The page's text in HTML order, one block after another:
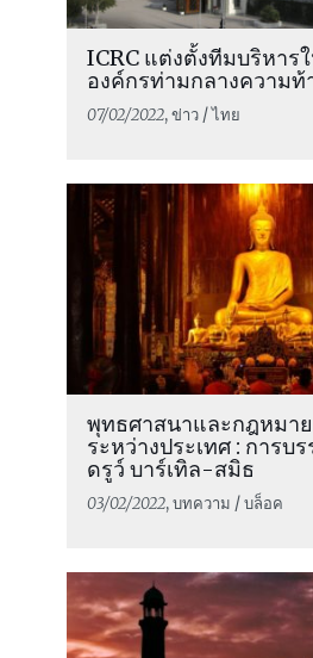
ICRC แต่งตั้งทีมบริหาร
องค์กรท่ามกลางความ
07/02/2022, ข่าว / ไทย
พุทธศาสนาและกฎหมา
ระหว่างประเทศ : การบ
ดรูว์ บาร์เทิล-สมิธ
03/02/2022, บทความ / บล็อค